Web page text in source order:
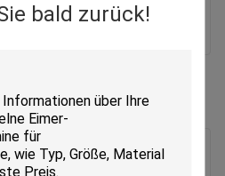
bald zurück!
automatischer
Melkzeugentriegelung und
Waikato Milchzähler für Kühe